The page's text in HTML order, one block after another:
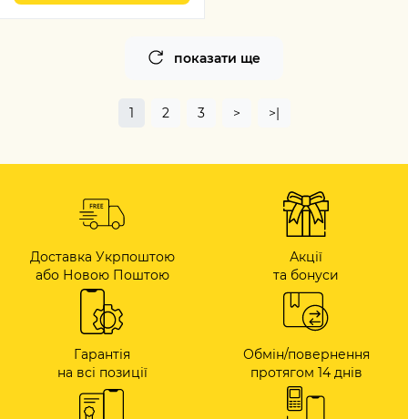
показати ще
1 2 3 > >|
Доставка Укрпоштою
або Новою Поштою
Акції
та бонуси
Гарантія
на всі позиції
Обмін/повернення
протягом 14 днів